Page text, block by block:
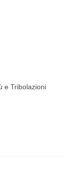
e Tribolazioni